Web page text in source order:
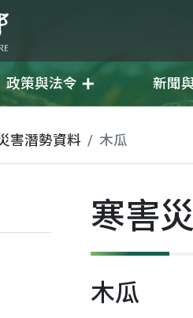
政策與法令 新聞
害潛勢資料 木瓜
寒害
木瓜